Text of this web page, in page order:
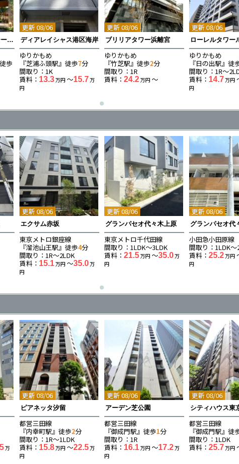
グランドメゾン品川シーサイドの杜
歩
更新 08/06
ディアレイシャス港区海岸
ゆりかもめ
『芝浦ふ頭駅』徒歩7分
間取り：1K
賃料： 13.3万円 〜15.7万
円
更新 08/06
ブリリアタワー浜離宮
ゆりかもめ
『竹芝駅』徒歩2分
間取り：1R
賃料：24.2万円 〜
更新 08/06
ローレルタワー
ゆりかもめ
『日の出駅』徒
間取り：1R〜
賃料： 14.7万円
円
更新 08/06
エクサム赤坂
東京メトロ銀座線
『溜池山王駅』徒歩4分
間取り：1R〜2LDK
賃料： 15.1万円 〜35.0万
円
更新 08/06
グランパセオ代々木上原
東京メトロ千代田線
間取り：1LDK〜3LDK
賃料：21.5万円 〜35.0万
円
更新 08/06
グランパセオ代
小田急小田原線
間取り：1LDK〜
賃料：25.2万円
円
万
更新 08/06
ピアネッタ汐留
都営三田線
『内幸町駅』徒歩2分
間取り：1R〜1LDK
賃料： 15.8万円 〜22.5万
円
更新 08/06
アーデン芝公園
都営三田線
『御成門駅』徒歩1分
間取り：1R
賃料： 16.1万円 〜17.2万
円
更新 08/06
シティハウス東
都営三田線
『御成門駅』徒
間取り：1LDK
賃料：25.7万円